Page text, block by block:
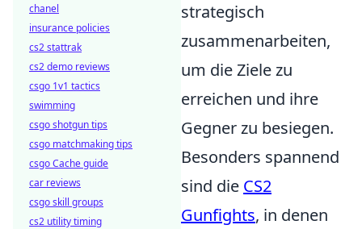
strategisch
zusammenarbeiten,
um die Ziele zu
erreichen und ihre
Gegner zu besiegen.
Besonders spannend
sind die CS2
Gunfights, in denen
chanel
insurance policies
cs2 stattrak
cs2 demo reviews
csgo 1v1 tactics
swimming
csgo shotgun tips
csgo matchmaking tips
csgo Cache guide
car reviews
csgo skill groups
cs2 utility timing